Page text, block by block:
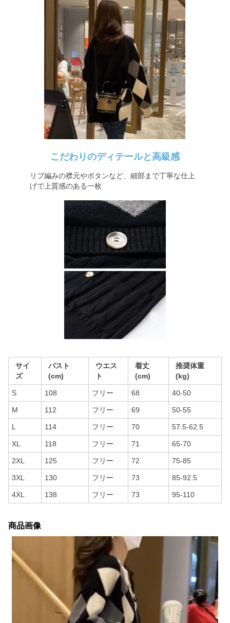
こだわりのディテールと高級感
リブ編みの襟元やボタンなど、細部まで丁寧な仕上
げで上質感のある一枚
サイ
ズ
バスト
(cm)
ウエス
ト
着丈
(cm)
推奨体重
(kg)
S 108 フリー 68 40-50
M 112 フリー 69 50-55
L 114 フリー 70 57.5-62.5
XL 118 フリー 71 65-70
2XL 125 フリー 72 75-85
3XL 130 フリー 73 85-92.5
4XL 138 フリー 73 95-110
商品画像